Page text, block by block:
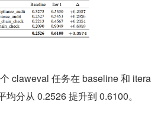
claweval 任务在 baseline 和 itera
分从 0.2526 提升到 0.6100。